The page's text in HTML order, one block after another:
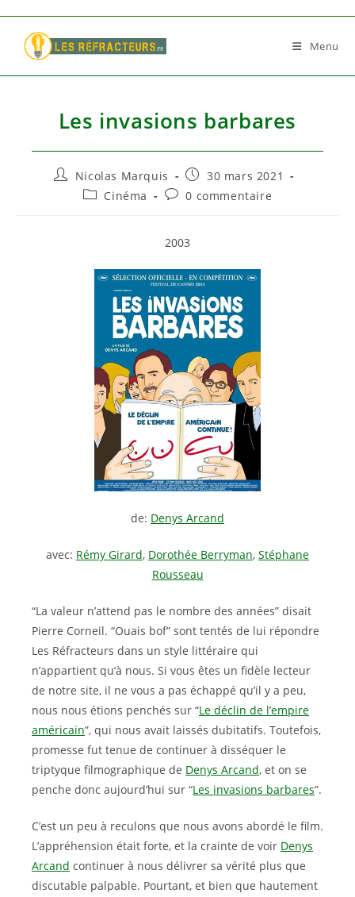
content
Menu
Les invasions barbares
Auteur/autrice
Nicolas Marquis
Publication
publiée :
30 mars 2021
PostCinéma
Commentaires
publication :
0 commentaire
2003
de: Denys Arcand
avec: Rémy Girard, Dorothée Berryman, Stéphane
Rousseau
“La valeur n’attend pas le nombre des années” disait
Pierre Corneil. “Ouais bof” sont tentés de lui répondre
Les Réfracteurs dans un style littéraire qui
n’appartient qu’à nous. Si vous êtes un fidèle lecteur
de notre site, il ne vous a pas échappé qu’il y a peu,
nous nous étions penchés sur “Le déclin de l’empire
américain”, qui nous avait laissés dubitatifs. Toutefois,
promesse fut tenue de continuer à disséquer le
triptyque filmographique de Denys Arcand, et on se
penche donc aujourd’hui sur “Les invasions barbares”.
C’est un peu à reculons que nous avons abordé le film.
L’appréhension était forte, et la crainte de voir Denys
Arcand continuer à nous délivrer sa vérité plus que
discutable palpable. Pourtant, et bien que hautement